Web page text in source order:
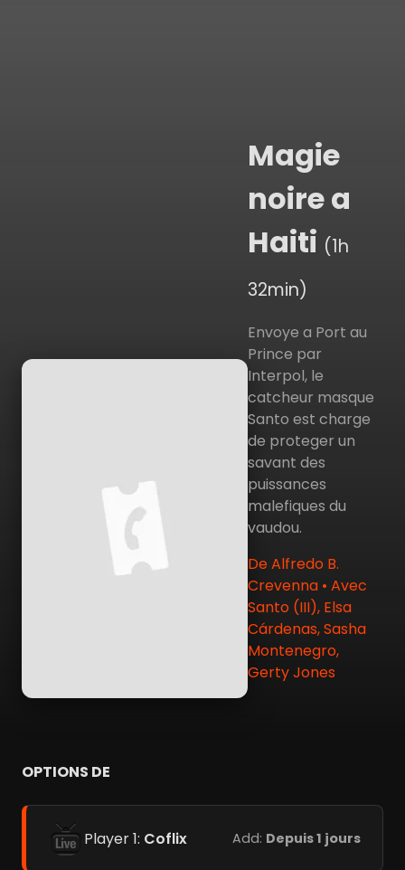
Magie
noire a
Haiti (1h
32min)
Envoye a Port au
Prince par
Interpol, le
catcheur masque
Santo est charge
de proteger un
savant des
puissances
malefiques du
vaudou.
De Alfredo B.
Crevenna • Avec
Santo (III), Elsa
Cárdenas, Sasha
Montenegro,
Gerty Jones
OPTIONS DE
Player 1: Coflix Add: Depuis 1 jours